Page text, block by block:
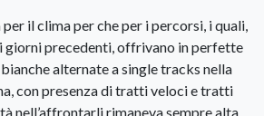
il clima per che per i percorsi, i quali,
giorni precedenti, offrivano in perfette
alternate a single tracks nella
con presenza di tratti veloci e tratti
nell’affrontarli rimaneva sempre alta.